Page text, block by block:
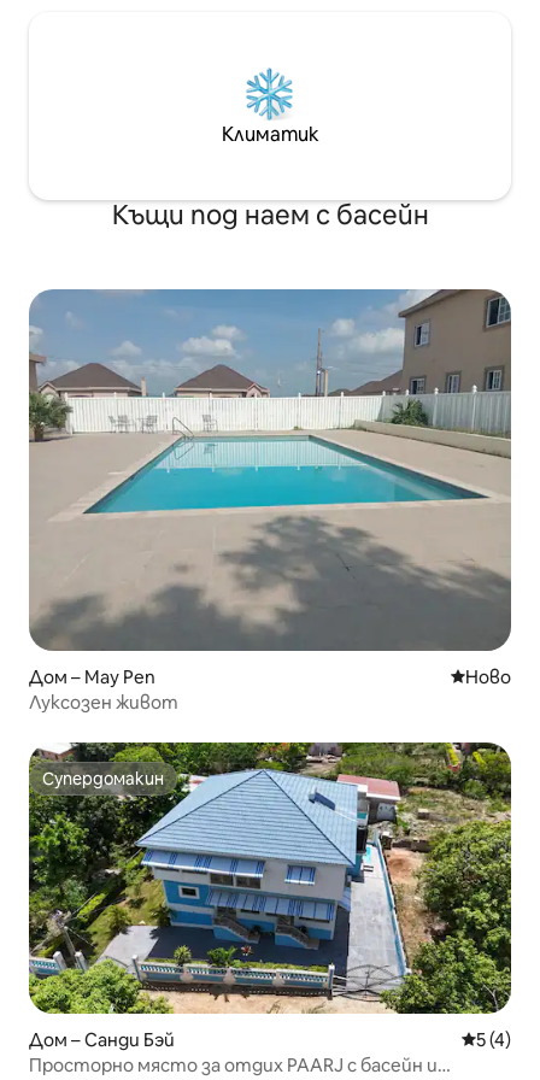
house Pets are not allowed at the
Климатик
Къщи под наем с басейн
Дом – May Pen Ново
Ново
Луксозен живот
Супердомакин
Супердомакин
Дом – Санди Бэй Средна
5 (4)
Просторно място за отдих PAARJ с басейн и